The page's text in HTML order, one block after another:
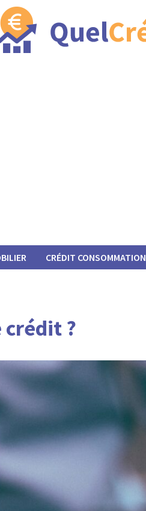
CRÉDIT CONSOMMATION
crédit ?